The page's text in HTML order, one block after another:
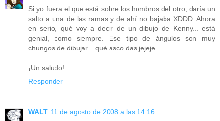
Si yo fuera el que está sobre los hombros del otro, daría un
salto a una de las ramas y de ahí no bajaba XDDD. Ahora
en serio, qué voy a decir de un dibujo de Kenny... está
genial, como siempre. Ese tipo de ángulos son muy
chungos de dibujar... qué asco das jejeje.
¡Un saludo!
Responder
WALT 11 de agosto de 2008 a las 14:16